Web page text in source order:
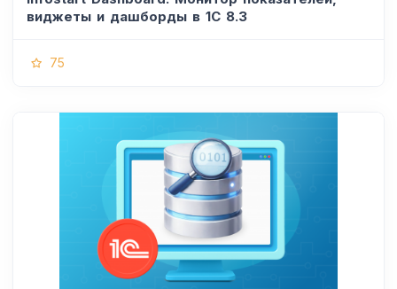
виджеты и дашборды в 1С 8.3
75